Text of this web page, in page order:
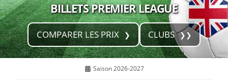
BILLETS PREMIER LEAGUE
COMPARER LES PRIX CLUBS
Saison 2026-2027